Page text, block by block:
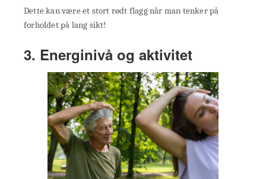
Dette kan være et stort rødt flagg når man tenker på
forholdet på lang sikt!
3. Energinivå og aktivitet